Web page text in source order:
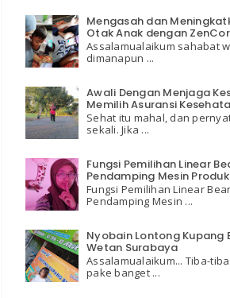
Mengasah dan
Otak Anak dengan
Assalamualaikum sahabat
dimanapun ...
Awali Dengan Menjaga
Memilih Asuransi
Sehat itu mahal, dan
sekali. Jika ...
Fungsi Pemilihan Linear
Pendamping Mesin
Fungsi Pemilihan Linear
Pendamping Mesin ...
Nyobain Lontong Kupang
Wetan Surabaya
Assalamualaikum... Tiba-
pake banget ...